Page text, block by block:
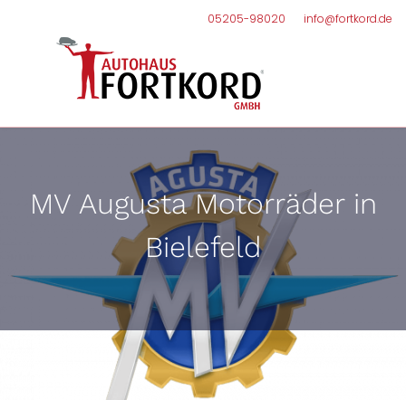
05205-98020 info@fortkord.de
MV Augusta Motorräder in
Bielefeld